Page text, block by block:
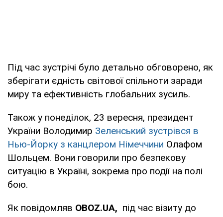
Під час зустрічі було детально обговорено, як
зберігати єдність світової спільноти заради
миру та ефективність глобальних зусиль.
Також у понеділок, 23 вересня, президент
України Володимир Зеленський зустрівся в
Нью-Йорку з канцлером Німеччини Олафом
Шольцем. Вони говорили про безпекову
ситуацію в Україні, зокрема про події на полі
бою.
Як повідомляв OBOZ.UA, під час візиту до